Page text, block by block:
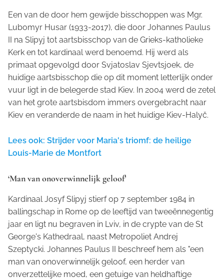
Een van de door hem gewijde bisschoppen was Mgr.
Lubomyr Husar (1933-2017), die door Johannes Paulus
II na Slipyj tot aartsbisschop van de Grieks-katholieke
Kerk en tot kardinaal werd benoemd. Hij werd als
primaat opgevolgd door Svjatoslav Sjevtsjoek, de
huidige aartsbisschop die op dit moment letterlijk onder
vuur ligt in de belegerde stad Kiev. In 2004 werd de zetel
van het grote aartsbisdom immers overgebracht naar
Kiev en veranderde de naam in het huidige Kiev-Halyč.
Lees ook: Strijder voor Maria's triomf: de heilige
Louis-Marie de Montfort
‘Man van onoverwinnelijk geloof’
Kardinaal Josyf Slipyj stierf op 7 september 1984 in
ballingschap in Rome op de leeftijd van tweeënnegentig
jaar en ligt nu begraven in Lviv, in de crypte van de St
George's Kathedraal, naast Metropoliet Andrej
Szeptycki. Johannes Paulus II beschreef hem als "een
man van onoverwinnelijk geloof, een herder van
onverzettelijke moed, een getuige van heldhaftige